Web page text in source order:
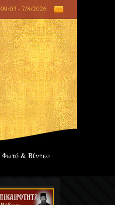
09:03 - 7/8/2026
Φωτό & Βίντεο